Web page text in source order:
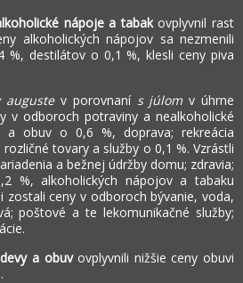
nápoje a tabakovplyvnil rast
alkoholických nápojov sa nezmenili
%, destilátov o 0,1 %, klesli ceny piva
augustev porovnaní s júlomv úhrne
v odboroch potraviny a nealkoholické
obuv o 0,6 %, doprava; rekreácia
tovary a služby o 0,1 %. Vzrástli
a bežnej údržby domu; zdravia;
%, alkoholických nápojov a tabaku
zostali ceny v odboroch bývanie, voda,
poštové a te lekomunikačné služby;
a obuv ovplyvnili nižšie ceny obuvi